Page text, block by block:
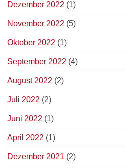
Dezember 2022 (1)
November 2022 (5)
Oktober 2022 (1)
September 2022 (4)
August 2022 (2)
Juli 2022 (2)
Juni 2022 (1)
April 2022 (1)
Dezember 2021 (2)